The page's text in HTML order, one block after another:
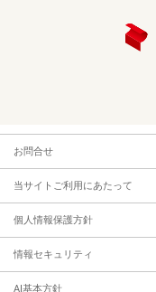
お問合せ
当サイトご利用にあたって
個人情報保護方針
情報セキュリティ
AI基本方針